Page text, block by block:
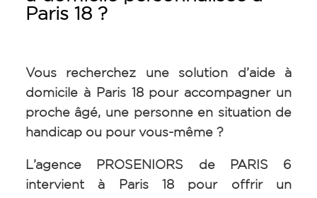
Paris 18 ?
Vous recherchez une solution d’aide à
domicile à Paris 18 pour accompagner un
proche âgé, une personne en situation de
handicap ou pour vous-même ?
L’agence PROSENIORS de PARIS 6
intervient à Paris 18 pour offrir un